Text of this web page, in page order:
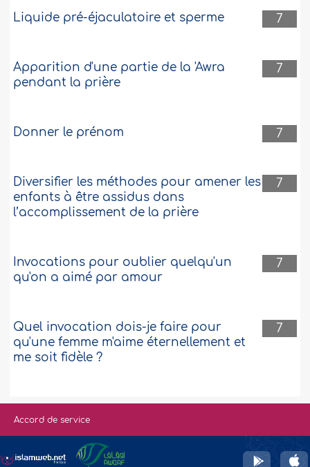
7
Liquide pré-éjaculatoire et sperme
7
Apparition d'une partie de la 'Awra
pendant la prière
7
Donner le prénom
7
Diversifier les méthodes pour amener les
enfants à être assidus dans
l’accomplissement de la prière
7
Invocations pour oublier quelqu'un
qu'on a aimé par amour
7
Quel invocation dois-je faire pour
qu'une femme m'aime éternellement et
me soit fidèle ?
Accord de service